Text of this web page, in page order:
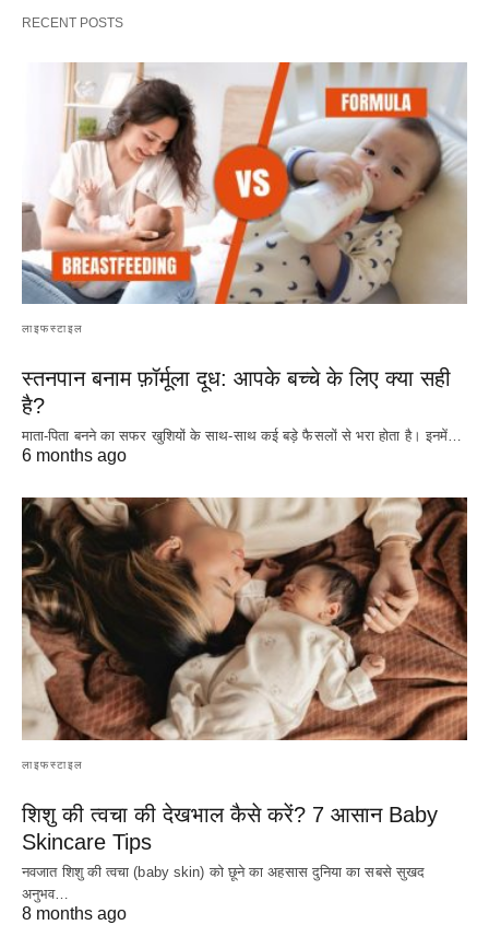
RECENT POSTS
लाइफस्टाइल
स्तनपान बनाम फ़ॉर्मूला दूध: आपके बच्चे के लिए क्या सही
है?
माता-पिता बनने का सफर खुशियों के साथ-साथ कई बड़े फैसलों से भरा होता है। इनमें…
6 months ago
लाइफस्टाइल
शिशु की त्वचा की देखभाल कैसे करें? 7 आसान Baby
Skincare Tips
नवजात शिशु की त्वचा (baby skin) को छूने का अहसास दुनिया का सबसे सुखद
अनुभव…
8 months ago